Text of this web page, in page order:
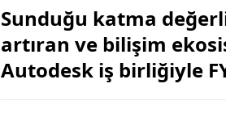
Sunduğu katma
artıran ve bilişim
Autodesk iş birliğiyle